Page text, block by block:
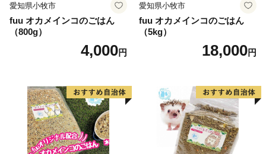
愛知県小牧市
fuu オカメインコのごはん
（800g）
4,000円
愛知県小牧市
fuu オカメインコのごはん
（5kg）
18,000円